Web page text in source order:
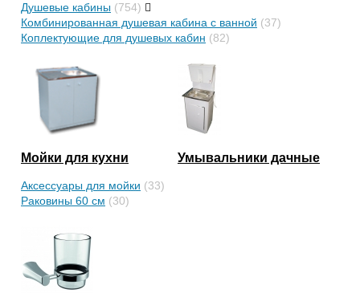
Душевые кабины (754)
Комбинированная душевая кабина с ванной (37)
Коплектующие для душевых кабин (82)
Мойки для кухни
Аксессуары для мойки (33)
Раковины 60 см (30)
Умывальники дачные